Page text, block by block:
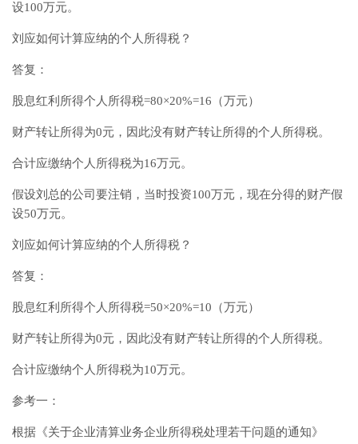
设100万元。
刘应如何计算应纳的个人所得税？
答复：
股息红利所得个人所得税=80×20%=16（万元）
财产转让所得为0元，因此没有财产转让所得的个人所得税。
合计应缴纳个人所得税为16万元。
假设刘总的公司要注销，当时投资100万元，现在分得的财产假
设50万元。
刘应如何计算应纳的个人所得税？
答复：
股息红利所得个人所得税=50×20%=10（万元）
财产转让所得为0元，因此没有财产转让所得的个人所得税。
合计应缴纳个人所得税为10万元。
参考一：
根据《关于企业清算业务企业所得税处理若干问题的通知》